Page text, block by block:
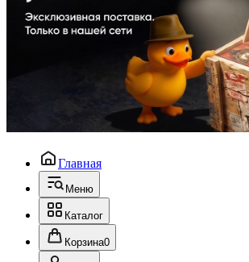
Главная
Меню
Каталог
Корзина0